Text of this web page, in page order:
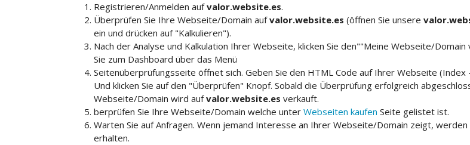
Registrieren/Anmelden aufvalor.website.es.
Überprüfen Sie Ihre Webseite/Domain aufvalor.website.es (öffnen Sie unsere
ein und drücken auf "Kalkulieren").
Nach der Analyse und Kalkulation Ihrer Webseite, klicken Sie den""Meine Webseite/
Sie zum Dashboard über das Menü
Seitenüberprüfungsseite öffnet sich. Geben Sie den HTML Code auf Ihrer Webseite
Und klicken Sie auf den "Überprüfen" Knopf. Sobald die Überprüfung erfolgreich
Webseite/Domain wird aufvalor.website.es verkauft.
berprüfen Sie Ihre Webseite/Domain welche unter Webseiten kaufen Seite gelistet ist.
Warten Sie auf Anfragen. Wenn jemand Interesse an Ihrer Webseite/Domain zeigt,
erhalten.